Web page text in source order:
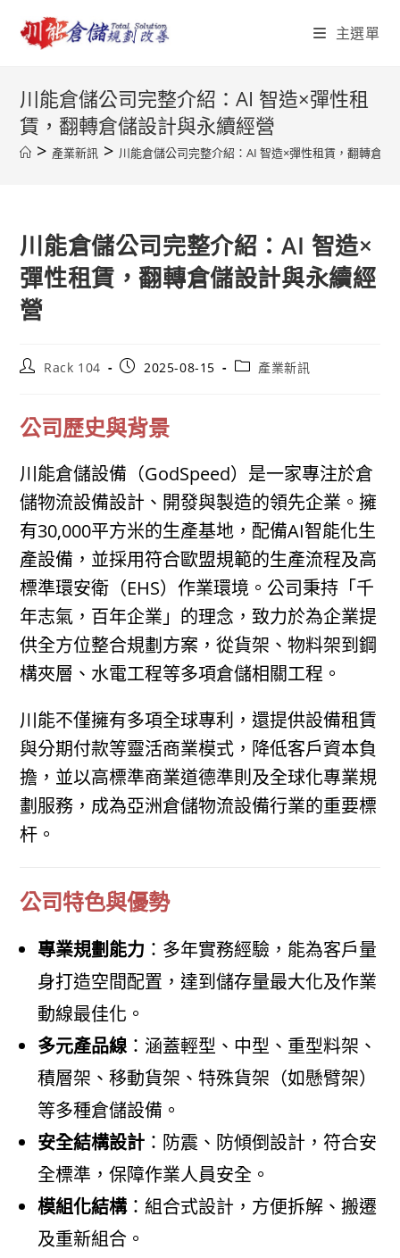
content
主選單
川能倉儲公司完整介紹：AI 智造×彈性租
賃，翻轉倉儲設計與永續經營
> 產業新訊 > 川能倉儲公司完整介紹：AI 智造×彈性租賃，翻轉倉儲
川能倉儲公司完整介紹：AI 智造×
彈性租賃，翻轉倉儲設計與永續經
營
PostRack 104
Post2025-08-15
Post產業新訊
公司歷史與背景
川能倉儲設備（GodSpeed）是一家專注於倉
儲物流設備設計、開發與製造的領先企業。擁
有30,000平方米的生產基地，配備AI智能化生
產設備，並採用符合歐盟規範的生產流程及高
標準環安衛（EHS）作業環境。公司秉持「千
年志氣，百年企業」的理念，致力於為企業提
供全方位整合規劃方案，從貨架、物料架到鋼
構夾層、水電工程等多項倉儲相關工程。
川能不僅擁有多項全球專利，還提供設備租賃
與分期付款等靈活商業模式，降低客戶資本負
擔，並以高標準商業道德準則及全球化專業規
劃服務，成為亞洲倉儲物流設備行業的重要標
杆。
公司特色與優勢
專業規劃能力 ：多年實務經驗，能為客戶量
身打造空間配置，達到儲存量最大化及作業
動線最佳化。
多元產品線：涵蓋輕型、中型、重型料架、
積層架、移動貨架、特殊貨架（如懸臂架）
等多種倉儲設備。
安全結構設計 ：防震、防傾倒設計，符合安
全標準，保障作業人員安全。
模組化結構：組合式設計，方便拆解、搬遷
及重新組合。